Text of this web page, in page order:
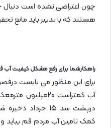
چون اعتراضی نشده است
هستند که با تدبیر باید مانع
راهکارشما برای رفع مشکل کیفیت
برای این منظور می بایست
درپشت سد 15
کمک تامین آب مردم قم بیاید